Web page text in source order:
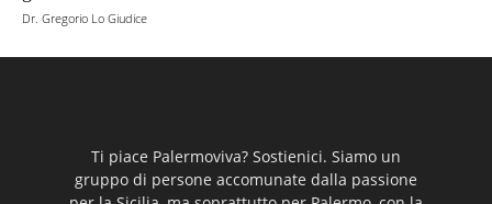
Dr. Gregorio Lo Giudice
Ti piace Palermoviva? Sostienici. Siamo un
gruppo di persone accomunate dalla passione